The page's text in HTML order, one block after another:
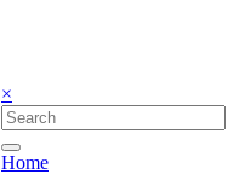
×
Home